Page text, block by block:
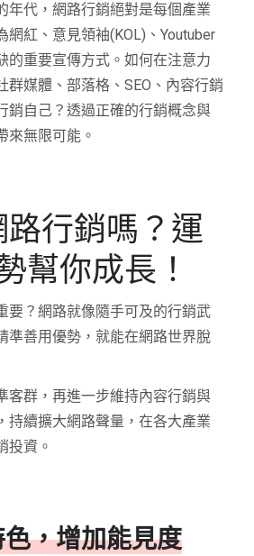
年代，網路行銷絕對是每個產業
網紅、意見領袖(KOL)、Youtuber
的重要宣傳方式。如何在注意力
群媒體、部落格、SEO、內容行銷
銷自己？透過正確的行銷概念與
來無限可能。
行銷嗎？運
幫你成長！
要？網路就像隨手可及的行銷武
準善用優勢，就能在網路世界脫
客群，再進一步維持內容行銷與
持續擴大網路聲量，在各大產業
投資。
，增加能見度